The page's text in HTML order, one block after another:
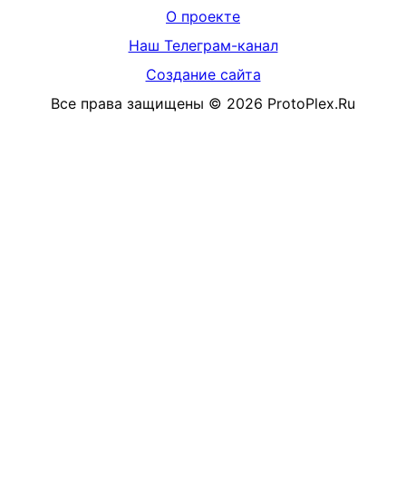
О проекте
Наш Телеграм-канал
Создание сайта
Все права защищены © 2026 ProtoPlex.Ru